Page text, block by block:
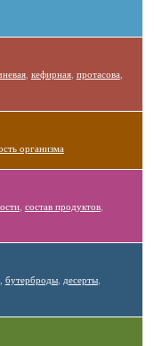
, кефирная, протасова
организма
, состав продуктов,
бутерброды, десерты,